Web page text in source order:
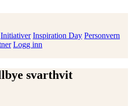
Initiativer Inspiration Day Personvern
Logg inn
svarthvit